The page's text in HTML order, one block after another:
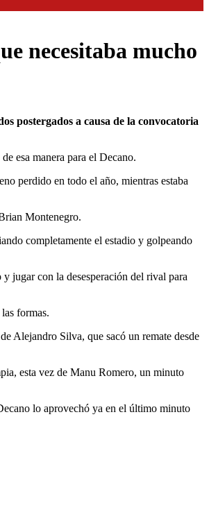
necesitaba mucho
esa manera para el Decano.
perdido en todo el año, mientras estaba
Montenegro.
completamente el estadio y golpeando
jugar con la desesperación del rival para
formas.
Alejandro Silva, que sacó un remate desde
esta vez de Manu Romero, un minuto
lo aprovechó ya en el último minuto